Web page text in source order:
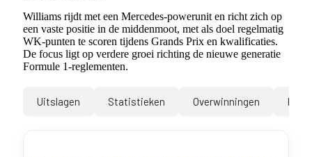
Williams rijdt met een Mercedes-powerunit en richt zich op
een vaste positie in de middenmoot, met als doel regelmatig
WK-punten te scoren tijdens Grands Prix en kwalificaties.
De focus ligt op verdere groei richting de nieuwe generatie
Formule 1-reglementen.
Uitslagen Statistieken Overwinningen